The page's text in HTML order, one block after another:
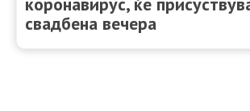
свадбена вечера